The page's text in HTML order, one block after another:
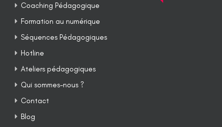
Coaching Pédagogique
Formation au numérique
Séquences Pédagogiques
Hotline
Ateliers pédagogiques
Qui sommes-nous ?
Contact
Blog